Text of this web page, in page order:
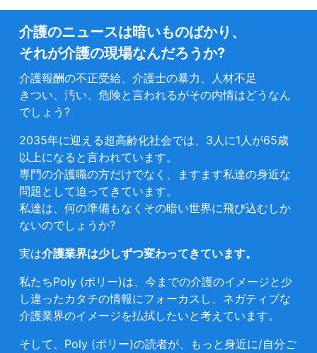
介護のニュースは暗いものばかり、
それが介護の現場なんだろうか?
介護報酬の不正受給、介護士の暴力、人材不足
きつい、汚い、危険と言われるがその内情はどうなん
でしょう?
2035年に迎える超高齢化社会では、3人に1人が65歳
以上になると言われています。
専門の介護職の方だけでなく、ますます私達の身近な
問題として迫ってきています。
私達は、何の準備もなくその暗い世界に飛び込むしか
ないのでしょうか?
実は介護業界は少しずつ変わってきています。
私たちPoly (ポリー)は、今までの介護のイメージと少
し違ったカタチの情報にフォーカスし、ネガティブな
介護業界のイメージを払拭したいと考えています。
そして、Poly (ポリー)の読者が、もっと身近に/自分ご